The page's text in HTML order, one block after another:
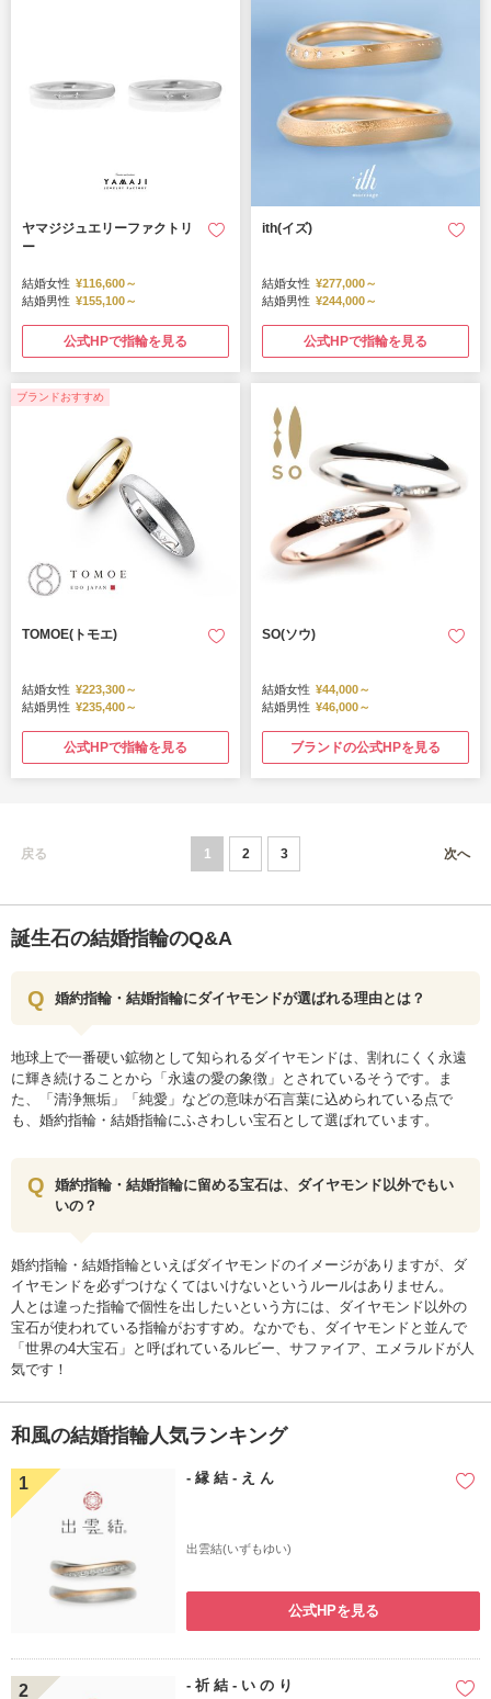
ヤマジジュエリーファクトリ
ー
結婚女性 ¥116,600～
結婚男性 ¥155,100～
公式HPで指輪を見る
ith(イズ)
結婚女性 ¥277,000～
結婚男性 ¥244,000～
公式HPで指輪を見る
ブランドおすすめ
TOMOE(トモエ)
結婚女性 ¥223,300～
結婚男性 ¥235,400～
公式HPで指輪を見る
SO(ソウ)
結婚女性 ¥44,000～
結婚男性 ¥46,000～
ブランドの公式HPを見る
戻る 1 2 3 次へ
誕生石の結婚指輪のQ&A
婚約指輪・結婚指輪にダイヤモンドが選ばれる理由とは？
地球上で一番硬い鉱物として知られるダイヤモンドは、割れにくく永遠
に輝き続けることから「永遠の愛の象徴」とされているそうです。ま
た、「清浄無垢」「純愛」などの意味が石言葉に込められている点で
も、婚約指輪・結婚指輪にふさわしい宝石として選ばれています。
婚約指輪・結婚指輪に留める宝石は、ダイヤモンド以外でもい
いの？
婚約指輪・結婚指輪といえばダイヤモンドのイメージがありますが、ダ
イヤモンドを必ずつけなくてはいけないというルールはありません。
人とは違った指輪で個性を出したいという方には、ダイヤモンド以外の
宝石が使われている指輪がおすすめ。なかでも、ダイヤモンドと並んで
「世界の4大宝石」と呼ばれているルビー、サファイア、エメラルドが人
気です！
和風の結婚指輪人気ランキング
1 - 縁 結 - え ん
出雲結(いずもゆい)
公式HPを見る
2 - 祈 結 - い の り